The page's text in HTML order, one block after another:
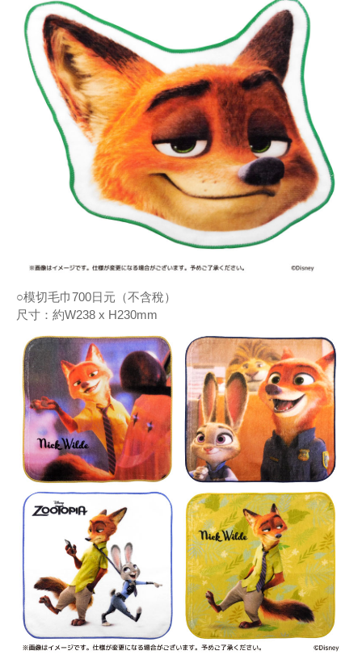
○模切毛巾700日元（不含稅）
尺寸：約W238 x H230mm